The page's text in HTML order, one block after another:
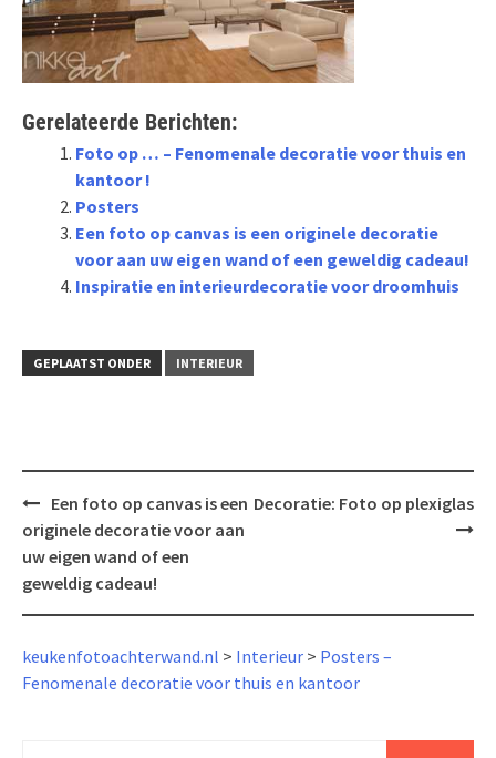
Gerelateerde Berichten:
Foto op … – Fenomenale decoratie voor thuis en
kantoor !
Posters
Een foto op canvas is een originele decoratie
voor aan uw eigen wand of een geweldig cadeau!
Inspiratie en interieurdecoratie voor droomhuis
GEPLAATST ONDER INTERIEUR
Bericht
navigatie
Een foto op canvas is een
originele decoratie voor aan
uw eigen wand of een
geweldig cadeau!
Decoratie: Foto op plexiglas
keukenfotoachterwand.nl > Interieur > Posters –
Fenomenale decoratie voor thuis en kantoor